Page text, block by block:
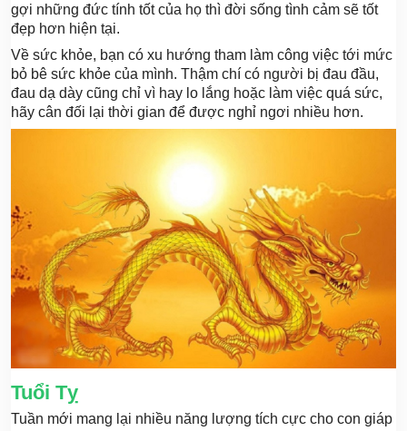
gợi những đức tính tốt của họ thì đời sống tình cảm sẽ tốt
đẹp hơn hiện tại.
Về sức khỏe, bạn có xu hướng tham làm công việc tới mức
bỏ bê sức khỏe của mình. Thậm chí có người bị đau đầu,
đau dạ dày cũng chỉ vì hay lo lắng hoặc làm việc quá sức,
hãy cân đối lại thời gian để được nghỉ ngơi nhiều hơn.
Tuổi Tỵ
Tuần mới mang lại nhiều năng lượng tích cực cho con giáp